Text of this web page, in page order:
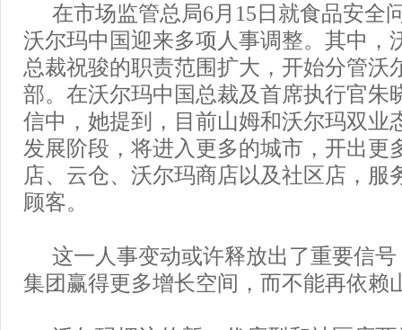
在市场监管总局6月15日就食品安全
沃尔玛中国迎来多项人事调整。其中，
总裁祝骏的职责范围扩大，开始分管沃
部。在沃尔玛中国总裁及首席执行官朱
信中，她提到，目前山姆和沃尔玛双业
发展阶段，将进入更多的城市，开出更
店、云仓、沃尔玛商店以及社区店，服
顾客。
这一人事变动或许释放出了重要信
集团赢得更多增长空间，而不能再依赖